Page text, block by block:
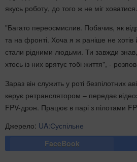
якусь роботу, до того ж не міг ховатися.
"Багато переосмислив. Побачив, як
та на фронті. Хоча я ж раніше не
стали рідними людьми. Ти завжди
хтось із них врятує тобі життя", -
Зараз він служить у роті безпілотних
керує ретранслятором – передає
FPV-дрон. Працює в парі з пілотами
Джерело: UA:Суспільне
FaceBook